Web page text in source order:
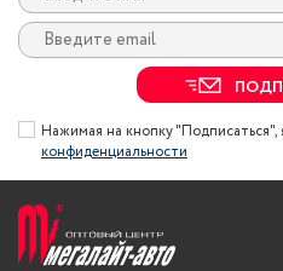
Нажимая на кнопку "Подписаться",
конфиденциальности